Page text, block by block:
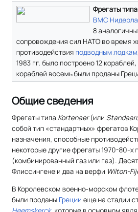
Фрегаты типа
ВМС
8
сопровождения сил НАТО во время
противодействия подводным лодкам
1983 гг. было построено 12
кораблей восемь были проданы
Общие сведения
Фрегаты типа Kortenaer(или
собой тип «стандартных» фрегатов
назначения, способные
некоторые другие фрегаты 1970-80-
(комбинированный газ или газ).
Флиссингене и два на верфи Wilton-
В Королевском военно-морском
были проданы Греции еще на стадии